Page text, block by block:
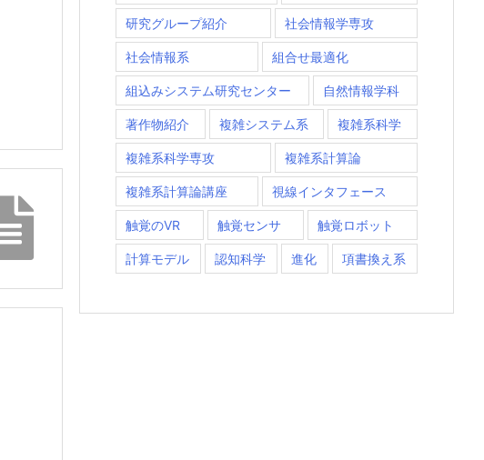
研究グループ紹介 社会情報学専攻
社会情報系 組合せ最適化
組込みシステム研究センター 自然情報学科
著作物紹介 複雑システム系 複雑系科学
複雑系科学専攻 複雑系計算論
複雑系計算論講座 視線インタフェース
触覚のVR 触覚センサ 触覚ロボット
計算モデル 認知科学 進化 項書換え系